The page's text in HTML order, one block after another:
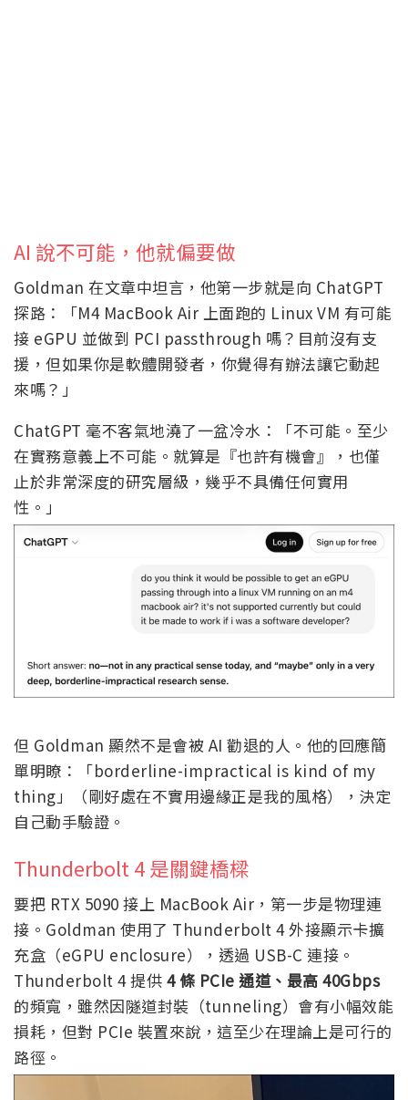
AI 說不可能，他就偏要做
Goldman 在文章中坦言，他第一步就是向 ChatGPT
探路：「M4 MacBook Air 上面跑的 Linux VM 有可能
接 eGPU 並做到 PCI passthrough 嗎？目前沒有支
援，但如果你是軟體開發者，你覺得有辦法讓它動起
來嗎？」
ChatGPT 毫不客氣地澆了一盆冷水：「不可能。至少
在實務意義上不可能。就算是『也許有機會』，也僅
止於非常深度的研究層級，幾乎不具備任何實用
性。」
但 Goldman 顯然不是會被 AI 勸退的人。他的回應簡
單明瞭：「borderline-impractical is kind of my
thing」（剛好處在不實用邊緣正是我的風格），決定
自己動手驗證。
Thunderbolt 4 是關鍵橋樑
要把 RTX 5090 接上 MacBook Air，第一步是物理連
接。Goldman 使用了 Thunderbolt 4 外接顯示卡擴
充盒（eGPU enclosure），透過 USB-C 連接。
Thunderbolt 4 提供 4 條 PCIe 通道、最高 40Gbps
的頻寬，雖然因隧道封裝（tunneling）會有小幅效能
損耗，但對 PCIe 裝置來說，這至少在理論上是可行的
路徑。